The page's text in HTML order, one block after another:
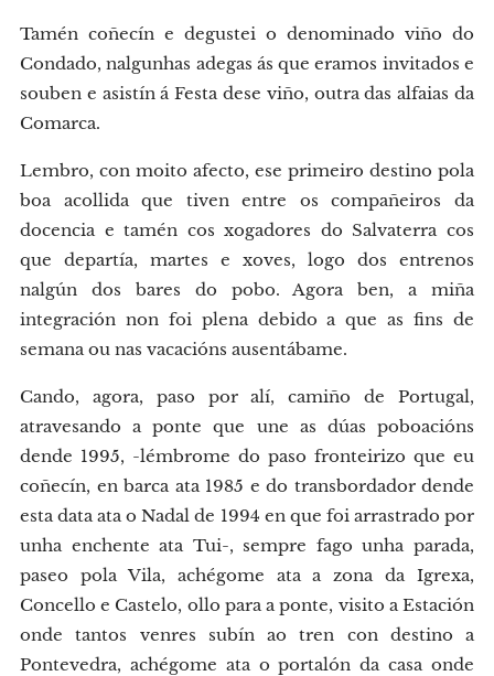
Tamén coñecín e degustei o denominado viño do
Condado, nalgunhas adegas ás que eramos invitados e
souben e asistín á Festa dese viño, outra das alfaias da
Comarca.
Lembro, con moito afecto, ese primeiro destino pola
boa acollida que tiven entre os compañeiros da
docencia e tamén cos xogadores do Salvaterra cos
que departía, martes e xoves, logo dos entrenos
nalgún dos bares do pobo. Agora ben, a miña
integración non foi plena debido a que as fins de
semana ou nas vacacións ausentábame.
Cando, agora, paso por alí, camiño de Portugal,
atravesando a ponte que une as dúas poboacións
dende 1995, -lémbrome do paso fronteirizo que eu
coñecín, en barca ata 1985 e do transbordador dende
esta data ata o Nadal de 1994 en que foi arrastrado por
unha enchente ata Tui-, sempre fago unha parada,
paseo pola Vila, achégome ata a zona da Igrexa,
Concello e Castelo, ollo para a ponte, visito a Estación
onde tantos venres subín ao tren con destino a
Pontevedra, achégome ata o portalón da casa onde